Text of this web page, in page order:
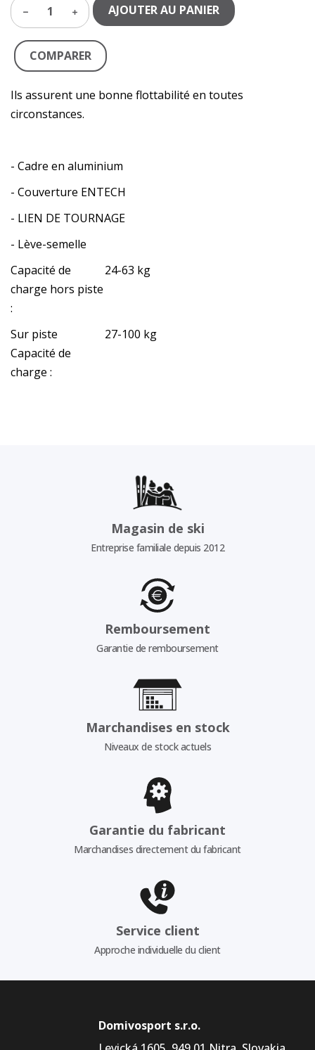
1 AJOUTER AU PANIER
COMPARER
Ils assurent une bonne flottabilité en toutes
circonstances.
- Cadre en aluminium
- Couverture ENTECH
- LIEN DE TOURNAGE
- Lève-semelle
Capacité de
charge hors piste
:
24-63 kg
Sur piste
Capacité de
charge :
27-100 kg
Magasin de ski
Entreprise familiale depuis 2012
Remboursement
Garantie de remboursement
Marchandises en stock
Niveaux de stock actuels
Garantie du fabricant
Marchandises directement du fabricant
Service client
Approche individuelle du client
Domivosport s.r.o.